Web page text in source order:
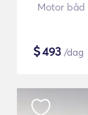
Motor båd
$493 /dag